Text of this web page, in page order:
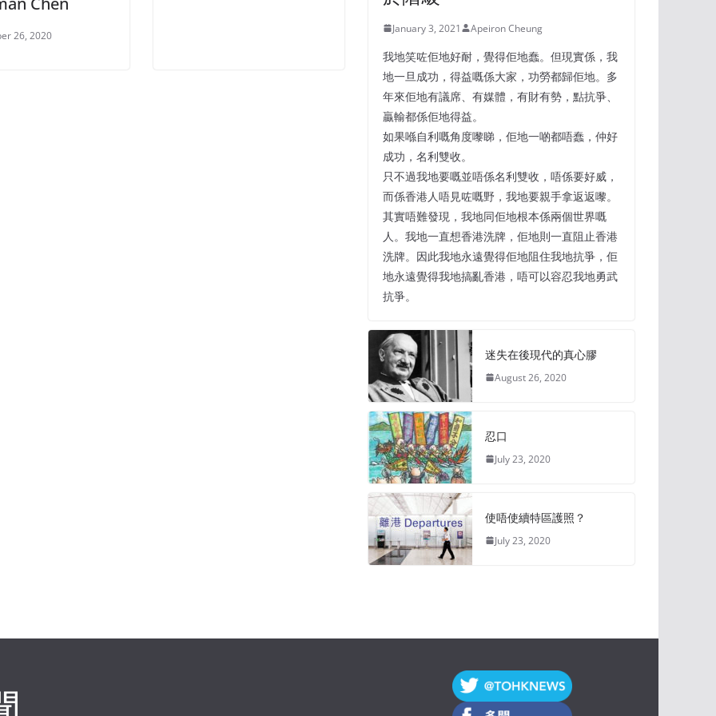
26, 2020
January 3, 2021 Apeiron Cheung
我地笑咗佢地好耐，覺得佢地蠢。但現實係，我
地一旦成功，得益嘅係大家，功勞都歸佢地。多
年來佢地有議席、有媒體，有財有勢，點抗爭、
贏輸都係佢地得益。
如果喺自利嘅角度嚟睇，佢地一啲都唔蠢，仲好
成功，名利雙收。
只不過我地要嘅並唔係名利雙收，唔係要好威，
而係香港人唔見咗嘅野，我地要親手拿返返嚟。
其實唔難發現，我地同佢地根本係兩個世界嘅
人。我地一直想香港洗牌，佢地則一直阻止香港
洗牌。因此我地永遠覺得佢地阻住我地抗爭，佢
地永遠覺得我地搞亂香港，唔可以容忍我地勇武
抗爭。
迷失在後現代的真心膠
August 26, 2020
忍口
July 23, 2020
使唔使續特區護照？
July 23, 2020